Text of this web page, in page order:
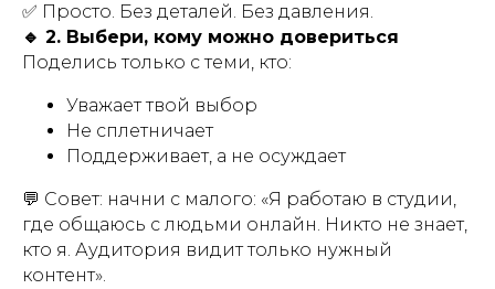
✅ Просто. Без деталей. Без давления.
🔹 2. Выбери, кому можно довериться
Поделись только с теми, кто:
Уважает твой выбор
Не сплетничает
Поддерживает, а не осуждает
💬 Совет: начни с малого: «Я работаю в студии,
где общаюсь с людьми онлайн. Никто не знает,
кто я. Аудитория видит только нужный
контент».